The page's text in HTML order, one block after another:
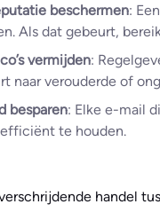
beschermen:
Als dat gebeurt,
vermijden:
naar verouderde of
besparen: Elke e-mail
te houden.
handel